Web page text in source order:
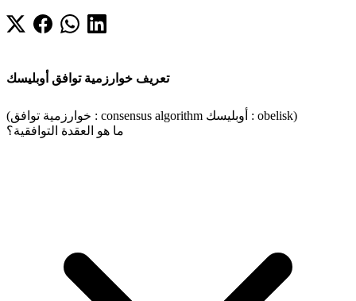
تعريف خوارزمية توافق أوبليسك
(خوارزمية توافق : consensus algorithm أوبليسك : obelisk)
ما هو العقدة التوافقية؟